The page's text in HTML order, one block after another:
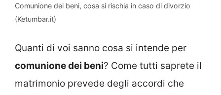
Comunione dei beni, cosa si rischia in caso di divorzio
(Ketumbar.it)
Quanti di voi sanno cosa si intende per
comunione dei beni? Come tutti saprete il
matrimonio prevede degli accordi che